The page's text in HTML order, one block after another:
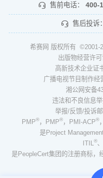
售前电话： 400-
售后投诉
希赛网 版权所有
出版物经营许
高新技术企业证
广播电视节目制作经
湘公网安备
违法和不良信息
举报/反馈/投诉
PMP®，PMP®，PMI-ACP®
是Project
ITIL
®
是PeopleCert集团的注册商标，